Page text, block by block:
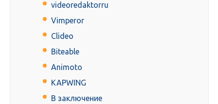
videoredaktorru
Vimperor
Clideo
Biteable
Animoto
KAPWING
В заключение